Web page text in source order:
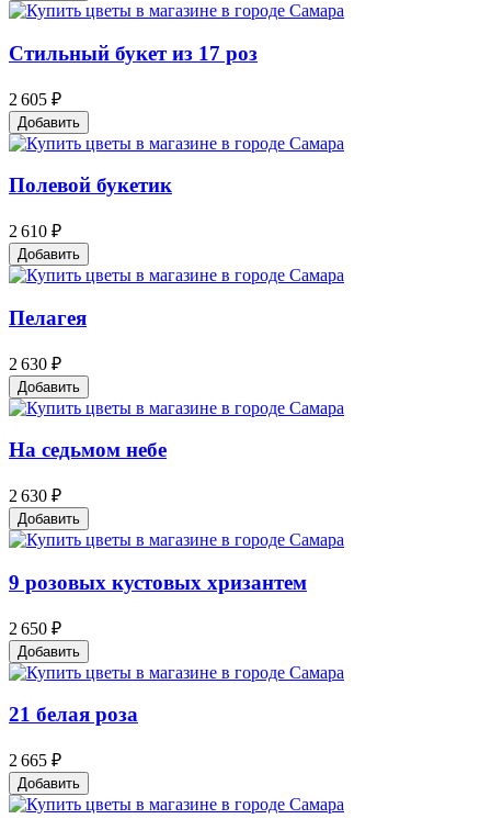
Стильный букет из 17 роз
2 605 ₽
Добавить
Полевой букетик
2 610 ₽
Добавить
Пелагея
2 630 ₽
Добавить
На седьмом небе
2 630 ₽
Добавить
9 розовых кустовых хризантем
2 650 ₽
Добавить
21 белая роза
2 665 ₽
Добавить